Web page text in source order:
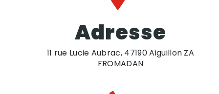
Adresse
11 rue Lucie Aubrac, 47190 Aiguillon ZA
FROMADAN